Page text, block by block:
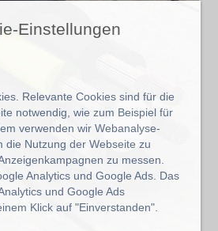
Einstellungen
Relevante Cookies sind für die
notwendig, wie zum Beispiel für
verwenden wir Webanalyse-
die Nutzung der Webseite zu
zu messen.
Analytics und Google Ads. Das
und Google Ads
Klick auf "Einverstanden".